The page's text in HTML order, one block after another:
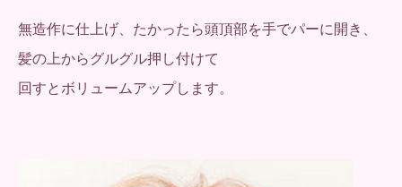
無造作に仕上げ、たかったら頭頂部を手でパーに開き、
髪の上からグルグル押し付けて
回すとボリュームアップします。